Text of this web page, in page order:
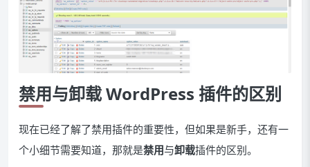
禁用与卸载 WordPress 插件的区别
现在已经了解了禁用插件的重要性，但如果是新手，还有一
个小细节需要知道，那就是禁用与卸载插件的区别。